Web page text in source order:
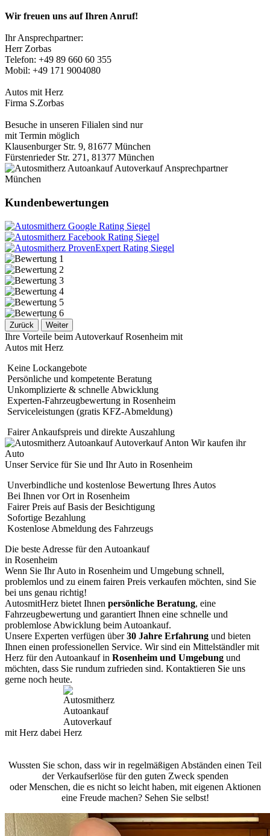
Wir freuen uns auf Ihren Anruf!
Ihr Ansprechpartner:
Herr Zorbas
Telefon: +49 89 660 60 355
Mobil: +49 171 9004080
Autos mit Herz
Firma S.Zorbas
Besuche in unseren Filialen sind nur
mit Termin möglich
Klausenburger Str. 9, 81677 München
Fürstenrieder Str. 271, 81377 München
Kundenbewertungen
Zurück Weiter
Ihre Vorteile beim Autoverkauf Rosenheim mit
Autos mit Herz
Keine Lockangebote
Persönliche und kompetente Beratung
Unkomplizierte & schnelle Abwicklung
Experten-Fahrzeugbewertung in Rosenheim
Serviceleistungen (gratis KFZ-Abmeldung)
Fairer Ankaufspreis und direkte Auszahlung
Unser Service für Sie und Ihr Auto in Rosenheim
Unverbindliche und kostenlose Bewertung Ihres Autos
Bei Ihnen vor Ort in Rosenheim
Fairer Preis auf Basis der Besichtigung
Sofortige Bezahlung
Kostenlose Abmeldung des Fahrzeugs
Die beste Adresse für den Autoankauf
in Rosenheim
Wenn Sie Ihr Auto in Rosenheim und Umgebung schnell,
problemlos und zu einem fairen Preis verkaufen möchten, sind Sie
bei uns genau richtig!
AutosmitHerz bietet Ihnen persönliche Beratung, eine
Fahrzeugbewertung und garantiert Ihnen eine schnelle und
problemlose Abwicklung beim Autoankauf.
Unsere Experten verfügen über30 Jahre Erfahrung und bieten
Ihnen einen professionellen Service. Wir sind ein Mittelständler mit
Herz für den Autoankauf in Rosenheim und Umgebung und
möchten, dass Sie rundum zufrieden sind. Kontaktieren Sie uns
gerne noch heute.
mit Herz dabei
Wussten Sie schon, dass wir in regelmäßigen Abständen einen Teil
der Verkaufserlöse für den guten Zweck spenden
oder Menschen, die es nicht so leicht haben, mit eigenen Aktionen
eine Freude machen? Sehen Sie selbst!